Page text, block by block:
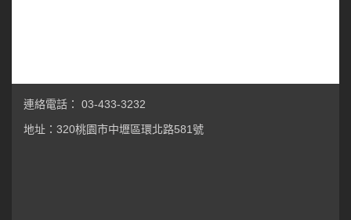
連絡電話： 03-433-3232
地址：320桃園市中壢區環北路581號